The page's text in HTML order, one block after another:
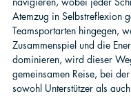
Atemzug in Selbstreflexion
Teamsportarten hingegen,
Zusammenspiel und die
dominieren, wird dieser
gemeinsamen Reise, bei
sowohl Unterstützer als